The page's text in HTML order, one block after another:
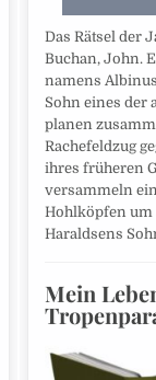
Das Rätsel der
Buchan, John.
namens
Sohn eines der
planen
Rachefeldzug
ihres früheren
versammeln
Hohlköpfen um
Haraldsens
Mein